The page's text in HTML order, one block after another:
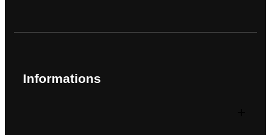
Informations